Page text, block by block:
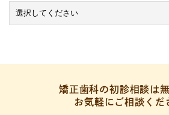
矯正歯科の初診相談は無
お気軽にご相談くだ